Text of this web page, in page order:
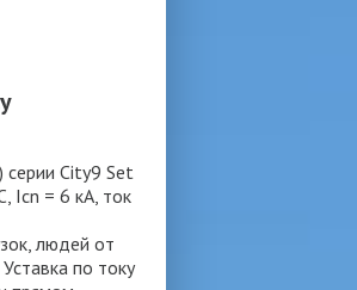
City9 Set
Icn = 6 кА, ток
людей от
по току